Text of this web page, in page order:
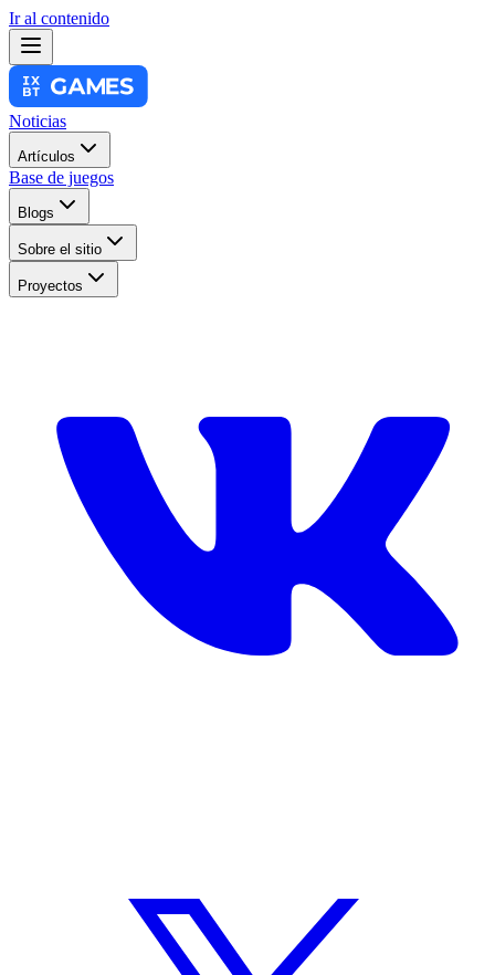
Ir al contenido
Noticias
Artículos
Base de juegos
Blogs
Sobre el sitio
Proyectos